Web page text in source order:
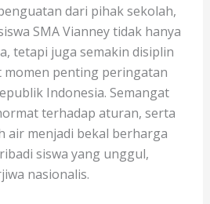
dari pihak sekolah,
SMA Vianney tidak hanya
tetapi juga semakin disiplin
momen penting peringatan
Indonesia. Semangat
terhadap aturan, serta
air menjadi bekal berharga
siswa yang unggul,
nasionalis.